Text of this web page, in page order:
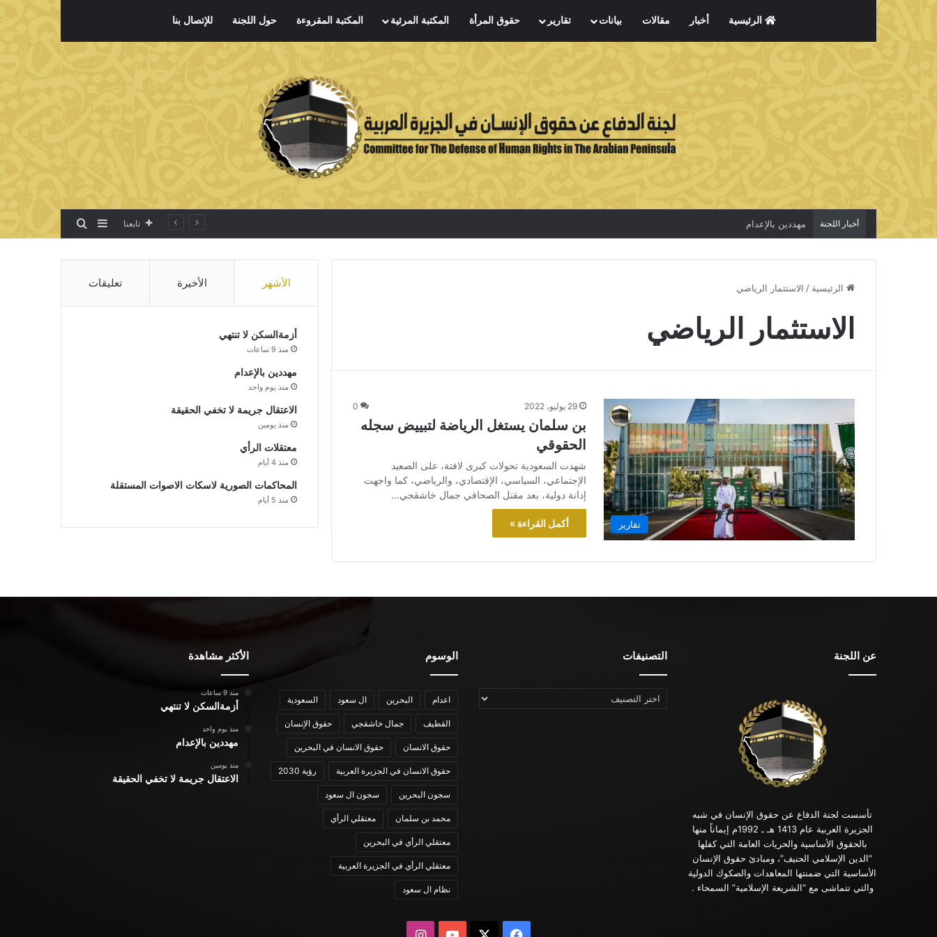
الرئيسية أخبار مقالات بيانات تقارير حقوق المرأة المكتبة المرئية المكتبة المقروءة حول اللجنة للإتصال بنا
أخبار اللجنة مهددين بالإعدام تابعنا إضافة عمود جانبي
بحث عن
الرئيسية / الاستثمار الرياضي
الاستثمار الرياضي
تقارير
29 يوليو، 2022 0
بن سلمان يستغل الرياضة لتبييض سجله
الحقوقي
شهدت السعودية تحولات كبرى لافتة، على الصعيد
الإجتماعي، السياسي، الإقتصادي، والرياضي، كما واجهت
إدانة دولية، بعد مقتل الصحافي جمال خاشقجي…
أكمل القراءة »
الأشهر الأخيرة تعليقات
أزمةالسكن لا تنتهي
منذ 9 ساعات
مهددين بالإعدام
منذ يوم واحد
الاعتقال جريمة لا تخفي الحقيقة
منذ يومين
معتقلات الرأي
منذ 4 أيام
المحاكمات الصورية لاسكات الاصوات المستقلة
منذ 5 أيام
عن اللجنة
تأسست لجنة الدفاع عن حقوق الإنسان في شبه
الجزيرة العربية عام 1413 هـ ـ 1992م إيماناً منها
بالحقوق الأساسية والحريات العامة التي كفلها
“الدين الإسلامي الحنيف”، ومبادئ حقوق الإنسان
الأساسية التي ضمنتها المعاهدات والصكوك الدولية
والتي تتماشى مع “الشريعة الإسلامية” السمحاء .
التصنيفات
التصنيفات
الوسوم
اعدام البحرين ال سعود السعودية
القطيف جمال خاشقجي حقوق الإنسان
حقوق الانسان حقوق الانسان في البحرين
حقوق الانسان في الجزيرة العربية رؤية 2030
سجون البحرين سجون ال سعود
محمد بن سلمان معتقلي الرأي
معتقلي الرأي في البحرين
معتقلي الرأي في الجزيرة العربية
نظام ال سعود
الأكثر مشاهدة
منذ 9 ساعات
أزمةالسكن لا تنتهي
منذ يوم واحد
مهددين بالإعدام
منذ يومين
الاعتقال جريمة لا تخفي الحقيقة
فيسبوك يوتيوبانستقرام